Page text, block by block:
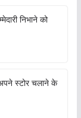
निभाने को
स्टोर चलाने के